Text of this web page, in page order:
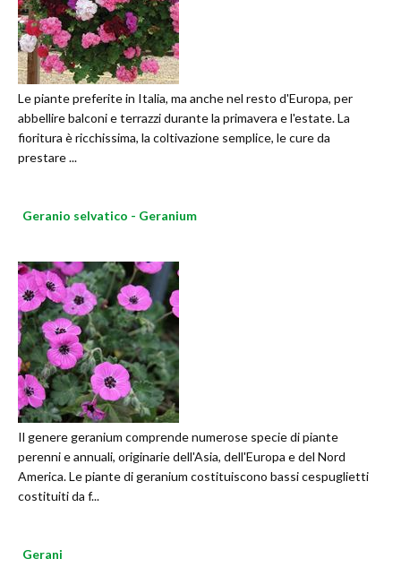
Le piante preferite in Italia, ma anche nel resto d'Europa, per
abbellire balconi e terrazzi durante la primavera e l'estate. La
fioritura è ricchissima, la coltivazione semplice, le cure da
prestare ...
Geranio selvatico - Geranium
Il genere geranium comprende numerose specie di piante
perenni e annuali, originarie dell'Asia, dell'Europa e del Nord
America. Le piante di geranium costituiscono bassi cespuglietti
costituiti da f...
Gerani